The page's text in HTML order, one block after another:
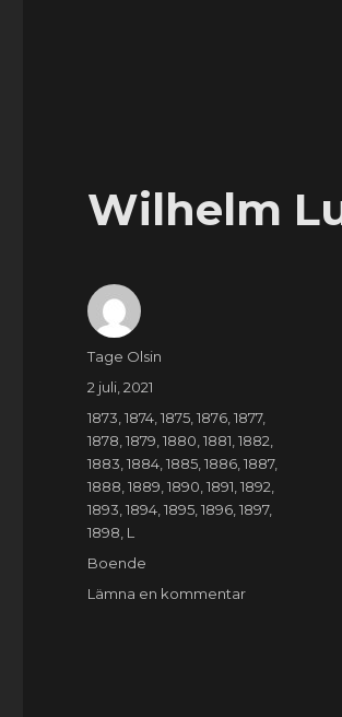
Wilhelm
Författare
Tage Olsin
Publicerat
2 juli, 2021
Kategorier
1873 ,1874 ,1875 ,1876 ,1877,
1878 ,1879 ,1880 ,1881 ,1882
1883 ,1884 ,1885 ,1886 ,1887,
1888 ,1889 ,1890 ,1891 ,1892
1893 ,1894 ,1895 ,1896 ,1897,
1898 L
Etiketter
Boende
Lämna en kommentartill